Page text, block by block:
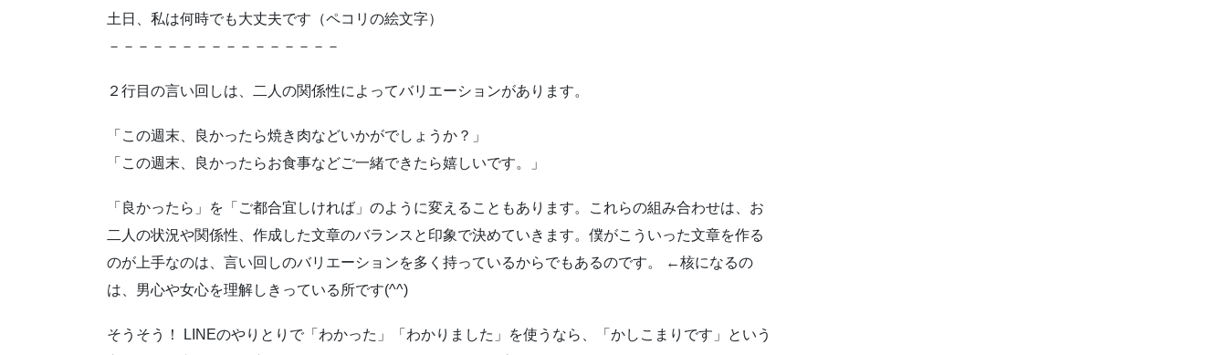
土日、私は何時でも大丈夫です（ペコリの絵文字）
－－－－－－－－－－－－－－－－
２行目の言い回しは、二人の関係性によってバリエーションがあります。
「この週末、良かったら焼き肉などいかがでしょうか？」
「この週末、良かったらお食事などご一緒できたら嬉しいです。」
「良かったら」を「ご都合宜しければ」のように変えることもあります。これらの組み合わせは、お
二人の状況や関係性、作成した文章のバランスと印象で決めていきます。僕がこういった文章を作る
のが上手なのは、言い回しのバリエーションを多く持っているからでもあるのです。 ←核になるの
は、男心や女心を理解しきっている所です(^^)
そうそう！ LINEのやりとりで「わかった」「わかりました」を使うなら、「かしこまりです」という